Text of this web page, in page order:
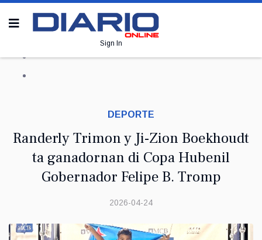
Sign In
DEPORTE
Randerly Trimon y Ji-Zion Boekhoudt
ta ganadornan di Copa Hubenil
Gobernador Felipe B. Tromp
2026-04-24